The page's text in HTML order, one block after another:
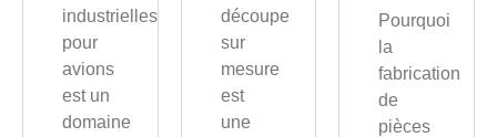
industrielles
pour
avions
est un
domaine
découpe
sur
mesure
est
une
Pourquoi
la
fabrication
de
pièces